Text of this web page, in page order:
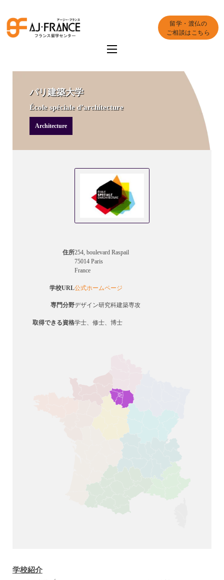
留学・渡仏の
ご相談はこちら
パリ建築大学
École spéciale d’architecture
Architecture
学校紹介
住所254, boulevard Raspail
75014 Paris
France
学校URL公式ホームページ
専門分野デザイン研究科建築専攻
取得できる資格学士、修士、博士